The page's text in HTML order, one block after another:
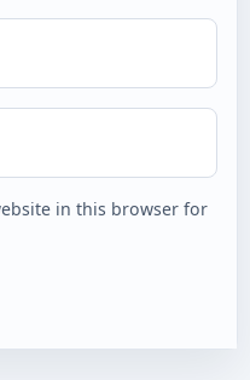
in this browser for